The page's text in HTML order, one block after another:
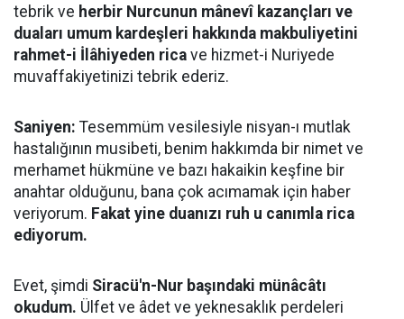
tebrik ve herbir Nurcunun mânevî kazançları ve
duaları umum kardeşleri hakkında makbuliyetini
rahmet-i İlâhiyeden rica ve hizmet-i Nuriyede
muvaffakiyetinizi tebrik ederiz.
Saniyen: Tesemmüm vesilesiyle nisyan-ı mutlak
hastalığının musibeti, benim hakkımda bir nimet ve
merhamet hükmüne ve bazı hakaikin keşfine bir
anahtar olduğunu, bana çok acımamak için haber
veriyorum. Fakat yine duanızı ruh u canımla rica
ediyorum.
Evet, şimdi Siracü'n-Nur başındaki münâcâtı
okudum. Ülfet ve âdet ve yeknesaklık perdeleri